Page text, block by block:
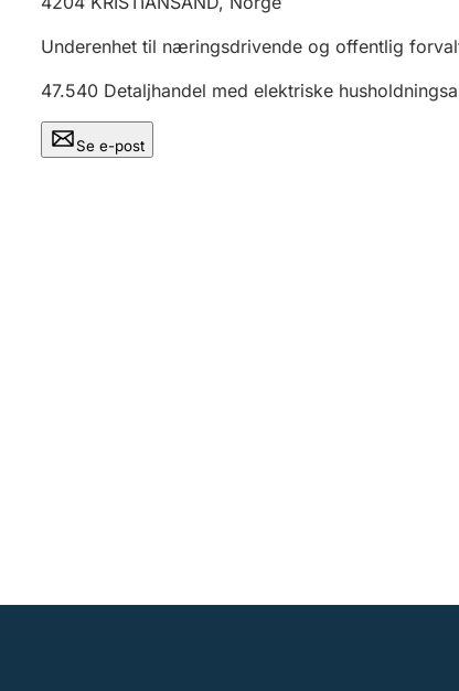
Underenhet til næringsdrivende og offentlig
47.540 Detaljhandel med elektriske
Se e-post